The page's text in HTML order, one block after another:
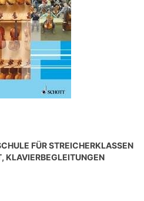
FÜR STREICHERKLASSEN
KLAVIERBEGLEITUNGEN